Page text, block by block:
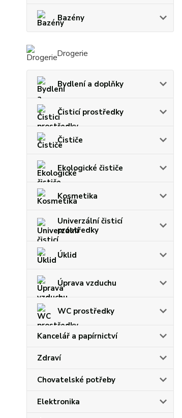
Bazény
Drogerie
Bydlení a doplňky
Čisticí prostředky
Čističe
Ekologické čističe
Kosmetika
Univerzální čisticí
prostředky
Úklid
Úprava vzduchu
WC prostředky
Kancelář a papírnictví
Zdraví
Chovatelské potřeby
Elektronika